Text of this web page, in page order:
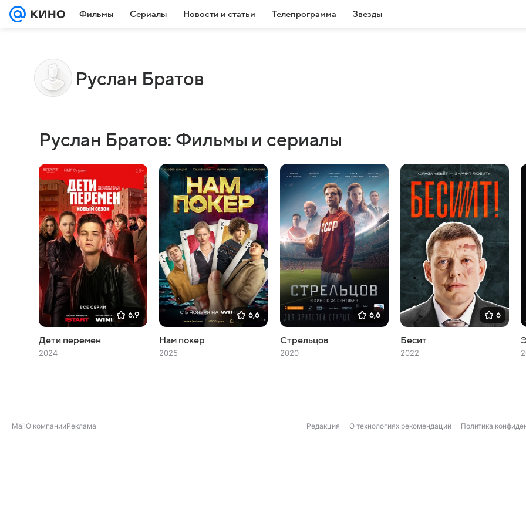
Фильмы Сериалы Новости и статьи Телепрограмма Звезды
Руслан Братов
Руслан Братов: Фильмы и сериалы
6,9
Дети перемен
2024
6,6
Нам покер
2025
6,6
Стрельцов
2020
6
Бесит
2022
MailО компанииРеклама Редакция О технологиях рекомендаций Политика